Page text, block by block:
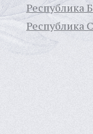
Республика
Республика